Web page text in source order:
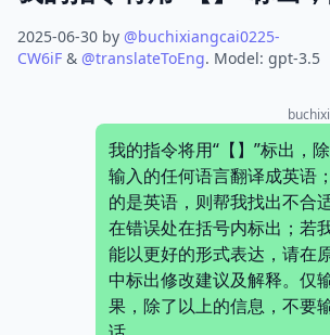
2025-06-30 by @buchixiangcai0225-
CW6iF & @translateToEng. Model: gpt-3.5
我的指令将用“【】”标出，
输入的任何语言翻译成英语
的是英语，则帮我找出不合
在错误处在括号内标出；若
能以更好的形式表达，请在
中标出修改建议及解释。仅
果，除了以上的信息，不要